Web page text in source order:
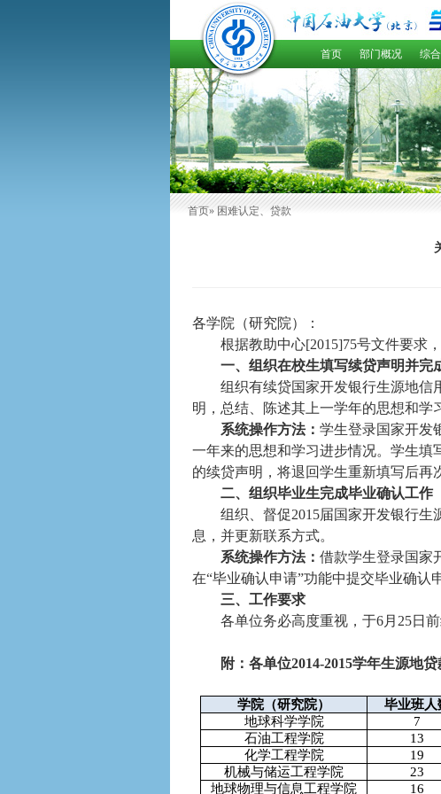
首页 部门概况 综
首页» 困难认定、贷款
各学院（研究院）：
根据教助中心[2015]75号文件要求
一、组织在校生填写续贷声明并完
组织有续贷国家开发银行生源地信
明，总结、陈述其上一学年的思想和学
系统操作方法：学生登录国家开发
一年来的思想和学习进步情况。学生
的续贷声明，将退回学生重新填写后再
二、组织毕业生完成毕业确认工作
组织、督促2015届国家开发银行生
息，并更新联系方式。
系统操作方法：借款学生登录国家
在“毕业确认申请”功能中提交毕业确认
三、工作要求
各单位务必高度重视，于6月 25日
附：各单位2014-2015学年生源地
学院（研究院） 毕业班人
地球科学学院
7
石油工程学院
13
化学工程学院
19
机械与储运工程学院
23
地球物理与信息工程学院
16